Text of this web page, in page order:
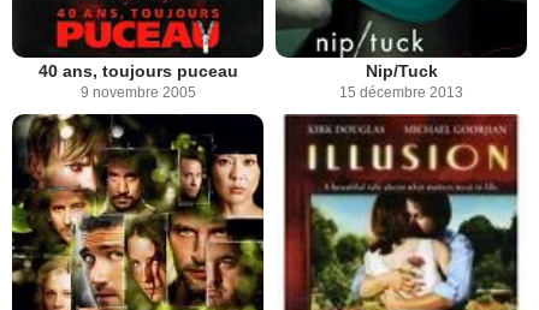
40 ans, toujours puceau
9 novembre 2005
Nip/Tuck
15 décembre 2013